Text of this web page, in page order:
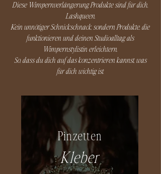
Diese Wimpernverlängerung Produkte sind für dich,
Lashqueen.
Kein unnötiger Schnickschnack, sondern Produkte, die
funktionieren und deinen Studioalltag als
Wimpernstylistin erleichtern.
So, dass du dich auf das konzentrieren kannst, was
für dich wichtig ist.
Pinzetten
Kleber